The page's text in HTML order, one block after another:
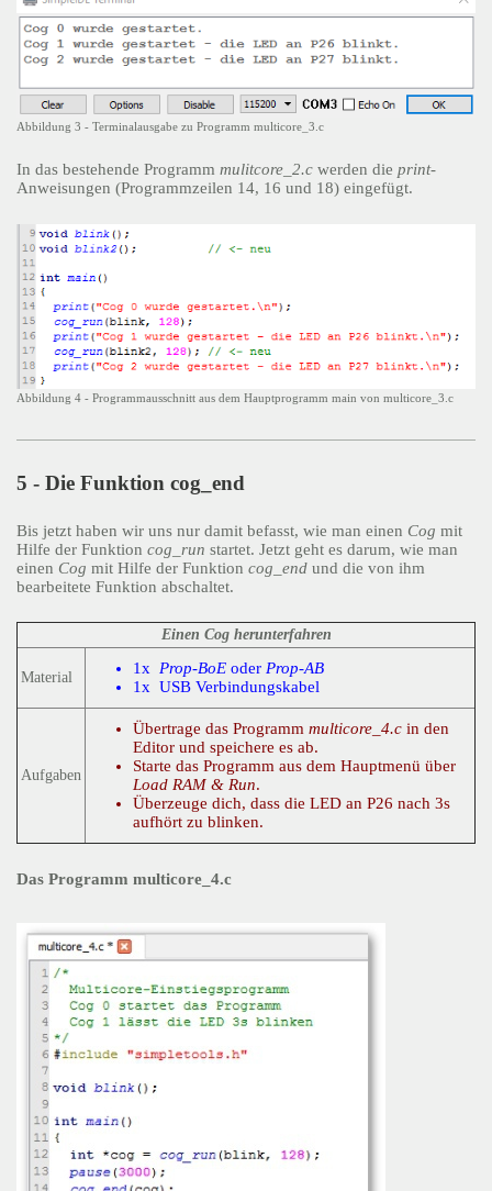
Abbildung 3 - Terminalausgabe zu Programm multicore_3.c
In das bestehende Programm mulitcore_2.c werden die print-
Anweisungen (Programmzeilen 14, 16 und 18) eingefügt.
Abbildung 4 - Programmausschnitt aus dem Hauptprogramm main von multicore_3.c
5 - Die Funktion cog_end
Bis jetzt haben wir uns nur damit befasst, wie man einen Cog mit
Hilfe der Funktion cog_run startet. Jetzt geht es darum, wie man
einen Cog mit Hilfe der Funktion cog_end und die von ihm
bearbeitete Funktion abschaltet.
Einen Cog herunterfahren
Material
1x Prop-BoE oder Prop-AB
1x USB Verbindungskabel
Aufgaben
Übertrage das Programm multicore_4.c in den
Editor und speichere es ab.
Starte das Programm aus dem Hauptmenü über
Load RAM & Run.
Überzeuge dich, dass die LED an P26 nach 3s
aufhört zu blinken.
Das Programm multicore_4.c